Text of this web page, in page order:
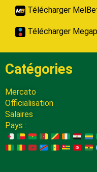
Télécharger
Télécharger
Catégories
Mercato
Officialisation
Salaires
Pays :